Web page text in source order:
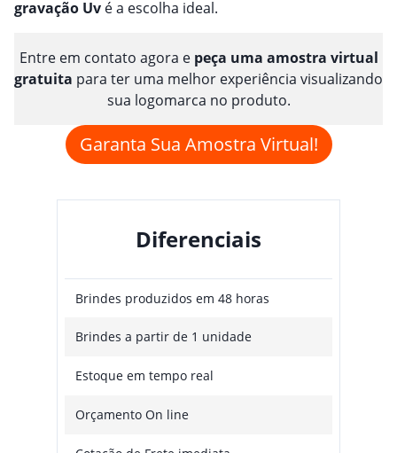
gravação Uv é a escolha ideal.
Entre em contato agora e peça uma amostra virtual
gratuita para ter uma melhor experiência visualizando
sua logomarca no produto.
Garanta Sua Amostra Virtual!
Diferenciais
Brindes produzidos em 48 horas
Brindes a partir de 1 unidade
Estoque em tempo real
Orçamento On line